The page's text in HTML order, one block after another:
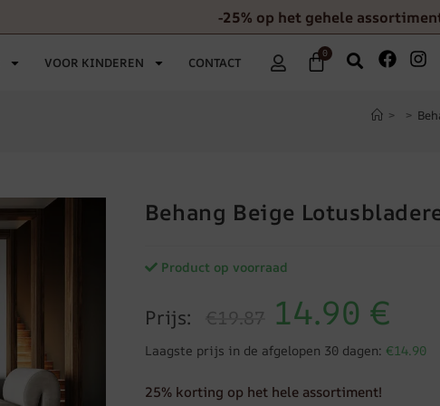
-25% op het gehele
VOOR KINDEREN CONTACT
0
> >
Behang Beige
Product op voorraad
Prijs: €19.87 14.90 €
Laagste prijs in de afgelopen 30 dagen: €14.90
25% korting op het hele assortiment!